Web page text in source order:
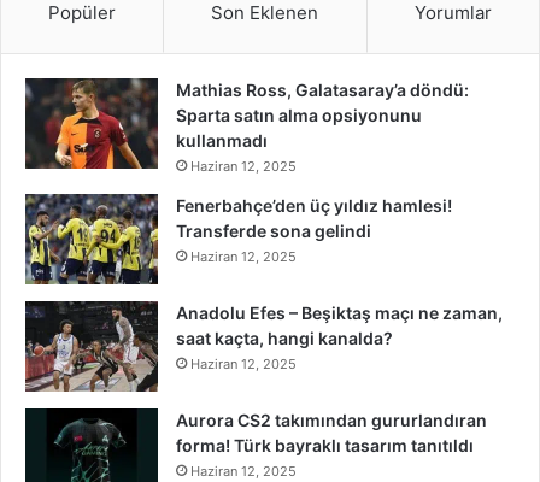
Popüler Son Eklenen Yorumlar
Mathias Ross, Galatasaray’a döndü:
Sparta satın alma opsiyonunu
kullanmadı
Haziran 12, 2025
Fenerbahçe’den üç yıldız hamlesi!
Transferde sona gelindi
Haziran 12, 2025
Anadolu Efes – Beşiktaş maçı ne zaman,
saat kaçta, hangi kanalda?
Haziran 12, 2025
Aurora CS2 takımından gururlandıran
forma! Türk bayraklı tasarım tanıtıldı
Haziran 12, 2025